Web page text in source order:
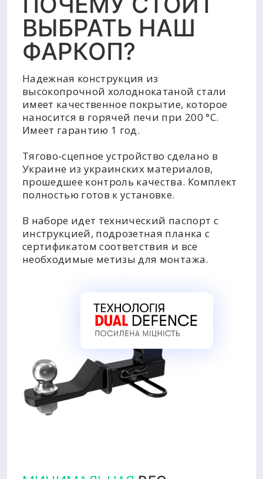
ВЫБРАТЬ НАШ
ФАРКОП?
Надежная конструкция из
высокопрочной холоднокатаной стали
имеет качественное покрытие, которое
наносится в горячей печи при 200 °C.
Имеет гарантию 1 год.
Тягово-сцепное устройство сделано в
Украине из украинских материалов,
прошедшее контроль качества. Комплект
полностью готов к установке.
В наборе идет технический паспорт с
инструкцией, подрозетная планка с
сертификатом соответствия и все
необходимые метизы для монтажа.